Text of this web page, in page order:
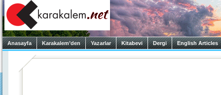
Anasayfa Karakalem’den Yazarlar Kitabevi Dergi English Articles